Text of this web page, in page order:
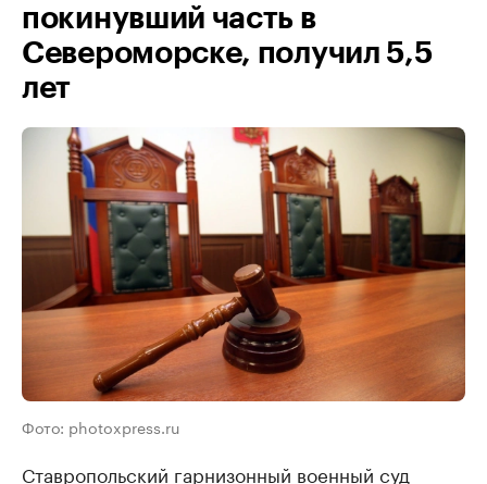
покинувший часть в
Североморске, получил 5,5
лет
Фото: photoxpress.ru
Ставропольский гарнизонный военный суд